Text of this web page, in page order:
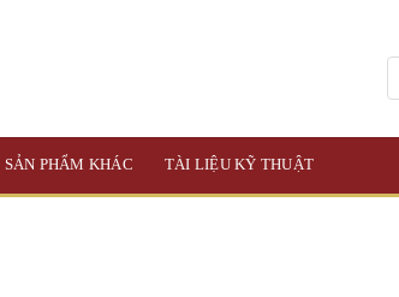
SẢN PHẨM KHÁC TÀI LIỆU KỸ THUẬT